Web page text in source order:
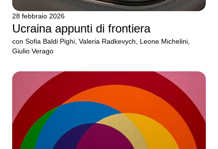
28 febbraio 2026
Ucraina appunti di frontiera
con Sofia Baldi Pighi, Valeria Radkevych, Leone Michelini,
Giulio Verago